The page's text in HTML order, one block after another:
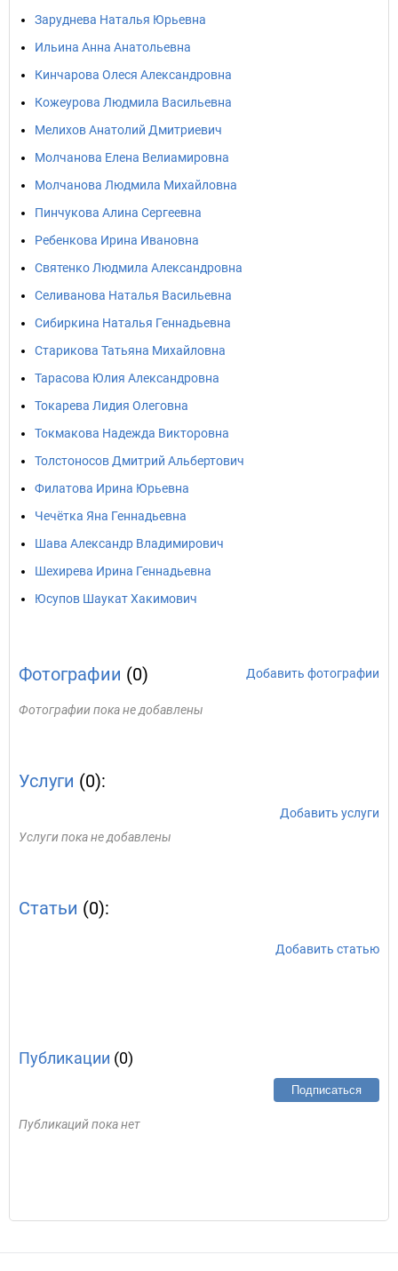
Заруднева Наталья Юрьевна
Ильина Анна Анатольевна
Кинчарова Олеся Александровна
Кожеурова Людмила Васильевна
Мелихов Анатолий Дмитриевич
Молчанова Елена Велиамировна
Молчанова Людмила Михайловна
Пинчукова Алина Сергеевна
Ребенкова Ирина Ивановна
Святенко Людмила Александровна
Селиванова Наталья Васильевна
Сибиркина Наталья Геннадьевна
Старикова Татьяна Михайловна
Тарасова Юлия Александровна
Токарева Лидия Олеговна
Токмакова Надежда Викторовна
Толстоносов Дмитрий Альбертович
Филатова Ирина Юрьевна
Чечётка Яна Геннадьевна
Шава Александр Владимирович
Шехирева Ирина Геннадьевна
Юсупов Шаукат Хакимович
Фотографии (0) Добавить фотографии
Фотографии пока не добавлены
Услуги (0):
Добавить услуги
Услуги пока не добавлены
Статьи (0):
Добавить статью
Публикации (0)
Подписаться
Публикаций пока нет